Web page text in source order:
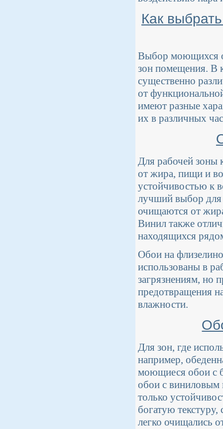
Как
Выбор моющихся
зон помещения. В
существенно
от
имеют разные
их в различных
Для рабочей зоны
от жира, пищи и
устойчивостью к
лучший выбор для
очищаются от
Винил также
находящихся
Обои на
использованы в
загрязнениям, но
предотвращения
влажности.
Для зон, где
например,
моющиеся обои с
обои с виниловым
только
богатую
легко очищались